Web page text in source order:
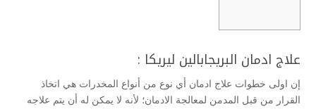
علاج ادمان البريجابالين ليريكا :
إن اولى خطوات علاج ادمان أي نوع من أنواع المخدرات هي اتخاذ
القرار من قبل المدمن لمعالجة الادمان؛ لأنه لا يمكن له أن يتم علاجه